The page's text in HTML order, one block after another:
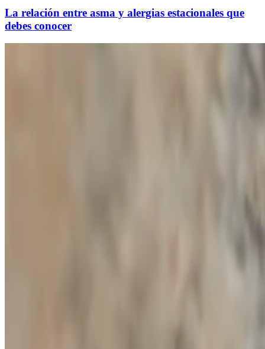
La relación entre asma y alergias estacionales que
debes conocer